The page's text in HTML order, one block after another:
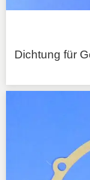
Dichtung für